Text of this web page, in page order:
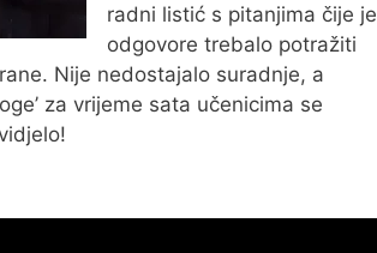
radni listić s pitanjima čije je
odgovore trebalo potražiti
Nije nedostajalo suradnje, a
za vrijeme sata učenicima se